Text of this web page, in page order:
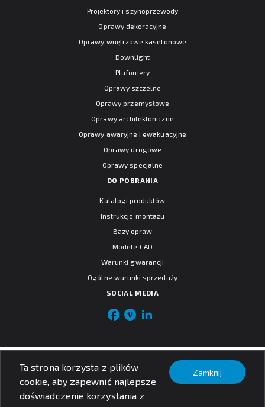
Ta strona korzysta z plików
cookie, aby zapewnić najlepsze
doświadczenie korzystania z
Zamknij
Projektory i szynoprzewody
Oprawy dekoracyjne
Oprawy wnętrzowe kasetonowe
Downlight
Plafoniery
Oprawy szczelne
Oprawy przemysłowe
Oprawy architektoniczne
Oprawy awaryjne i ewakuacyjne
Oprawy drogowe
Oprawy specjalne
DO POBRANIA
Katalogi produktów
Instrukcje montażu
Bazy opraw
Modele CAD
Warunki gwarancji
Ogólne warunki sprzedaży
SOCIAL MEDIA
© PXF Lighting sp. z o.o.
Nota prawna
Polityka prywatności